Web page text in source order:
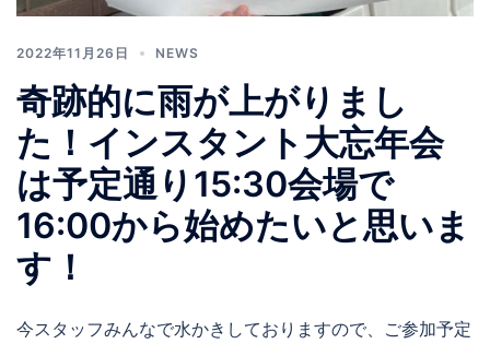
2022年11月26日 NEWS
奇跡的に雨が上がりまし
た！インスタント大忘年会
は予定通り15:30会場で
16:00から始めたいと思いま
す！
今スタッフみんなで水かきしておりますので、ご参加予定